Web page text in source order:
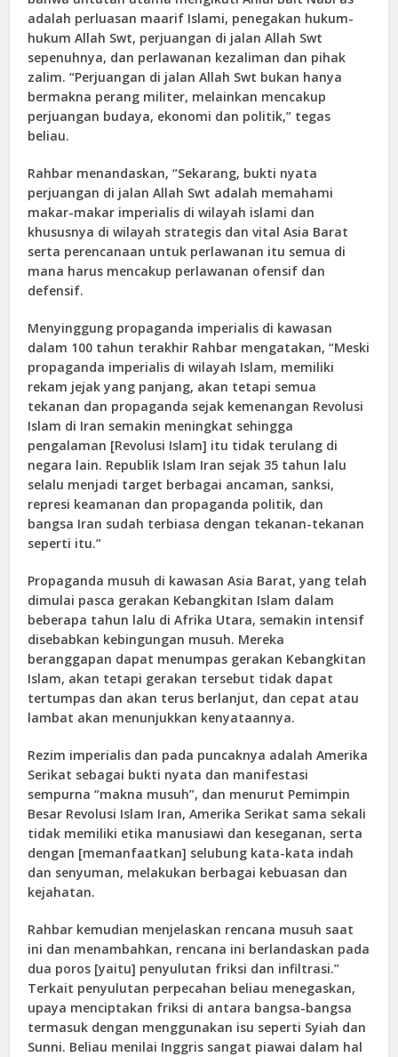
adalah perluasan maarif Islami, penegakan hukum-
hukum Allah Swt, perjuangan di jalan Allah Swt
sepenuhnya, dan perlawanan kezaliman dan pihak
zalim. “Perjuangan di jalan Allah Swt bukan hanya
bermakna perang militer, melainkan mencakup
perjuangan budaya, ekonomi dan politik,” tegas
beliau.
Rahbar menandaskan, “Sekarang, bukti nyata
perjuangan di jalan Allah Swt adalah memahami
makar-makar imperialis di wilayah islami dan
khususnya di wilayah strategis dan vital Asia Barat
serta perencanaan untuk perlawanan itu semua di
mana harus mencakup perlawanan ofensif dan
defensif.
Menyinggung propaganda imperialis di kawasan
dalam 100 tahun terakhir Rahbar mengatakan, “Meski
propaganda imperialis di wilayah Islam, memiliki
rekam jejak yang panjang, akan tetapi semua
tekanan dan propaganda sejak kemenangan Revolusi
Islam di Iran semakin meningkat sehingga
pengalaman [Revolusi Islam] itu tidak terulang di
negara lain. Republik Islam Iran sejak 35 tahun lalu
selalu menjadi target berbagai ancaman, sanksi,
represi keamanan dan propaganda politik, dan
bangsa Iran sudah terbiasa dengan tekanan-tekanan
seperti itu.”
Propaganda musuh di kawasan Asia Barat, yang telah
dimulai pasca gerakan Kebangkitan Islam dalam
beberapa tahun lalu di Afrika Utara, semakin intensif
disebabkan kebingungan musuh. Mereka
beranggapan dapat menumpas gerakan Kebangkitan
Islam, akan tetapi gerakan tersebut tidak dapat
tertumpas dan akan terus berlanjut, dan cepat atau
lambat akan menunjukkan kenyataannya.
Rezim imperialis dan pada puncaknya adalah Amerika
Serikat sebagai bukti nyata dan manifestasi
sempurna “makna musuh”, dan menurut Pemimpin
Besar Revolusi Islam Iran, Amerika Serikat sama sekali
tidak memiliki etika manusiawi dan keseganan, serta
dengan [memanfaatkan] selubung kata-kata indah
dan senyuman, melakukan berbagai kebuasan dan
kejahatan.
Rahbar kemudian menjelaskan rencana musuh saat
ini dan menambahkan, rencana ini berlandaskan pada
dua poros [yaitu] penyulutan friksi dan infiltrasi.”
Terkait penyulutan perpecahan beliau menegaskan,
upaya menciptakan friksi di antara bangsa-bangsa
termasuk dengan menggunakan isu seperti Syiah dan
Sunni. Beliau menilai Inggris sangat piawai dalam hal